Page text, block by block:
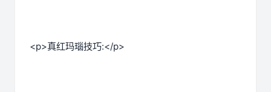
<p>真红玛瑙技巧:</p>